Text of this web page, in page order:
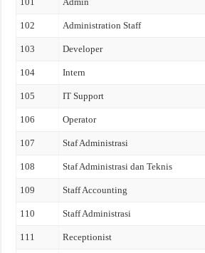
102 Administration Staff
103 Developer
104 Intern
105 IT Support
106 Operator
107 Staf Administrasi
108 Staf Administrasi dan Teknis
109 Staff Accounting
110 Staff Administrasi
111 Receptionist